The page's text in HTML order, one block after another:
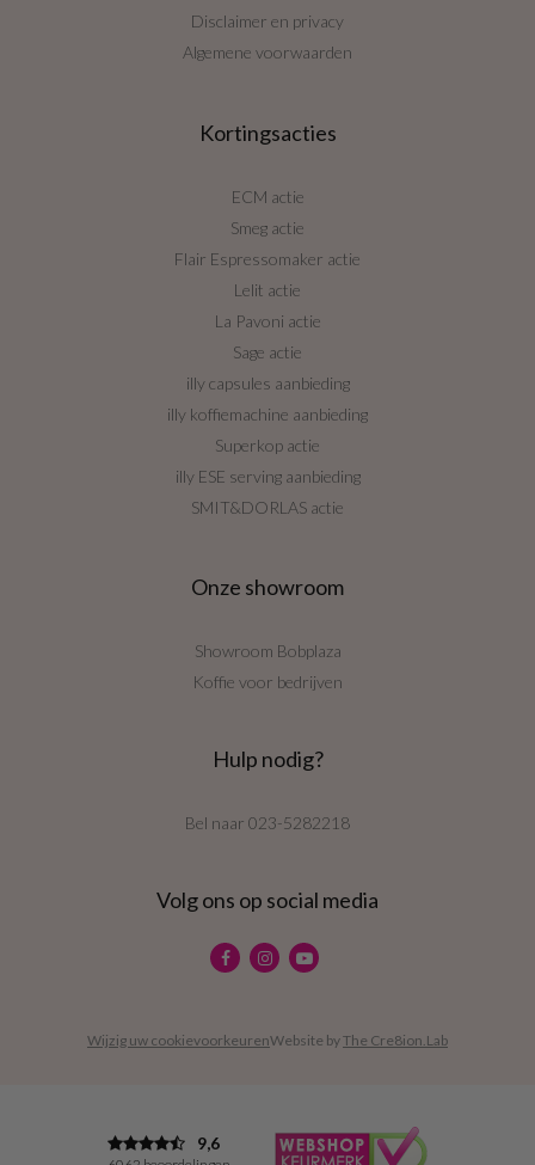
Disclaimer en privacy
Algemene voorwaarden
Kortingsacties
ECM actie
Smeg actie
Flair Espressomaker actie
Lelit actie
La Pavoni actie
Sage actie
illy capsules aanbieding
illy koffiemachine aanbieding
Superkop actie
illy ESE serving aanbieding
SMIT&DORLAS actie
Onze showroom
Showroom Bobplaza
Koffie voor bedrijven
Hulp nodig?
Bel naar 023-5282218
Volg ons op social media
Wijzig uw cookievoorkeurenWebsite byThe Cre8ion.Lab
9,6